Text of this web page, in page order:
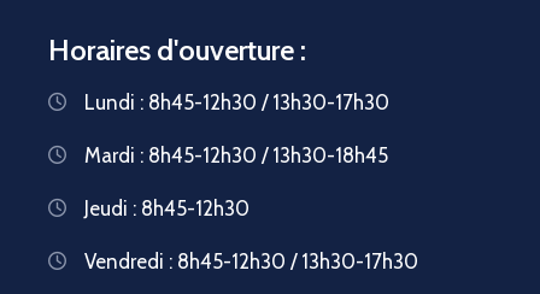
Horaires d'ouverture :
Lundi : 8h45-12h30 / 13h30-17h30
Mardi : 8h45-12h30 / 13h30-18h45
Jeudi : 8h45-12h30
Vendredi : 8h45-12h30 / 13h30-17h30